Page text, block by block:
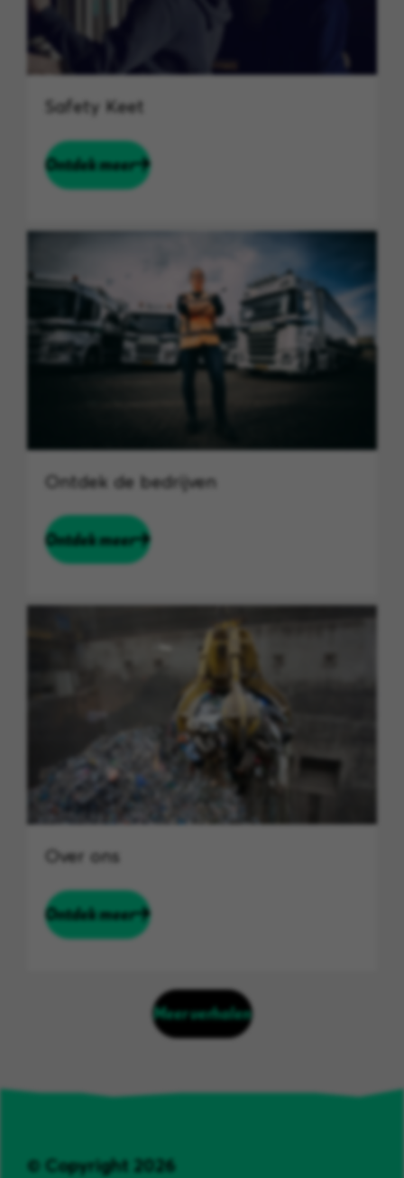
Safety Keet
Ontdek meer
Ontdek de bedrijven
Ontdek meer
Over ons
Ontdek meer
Meer verhalen
© Copyright 2026